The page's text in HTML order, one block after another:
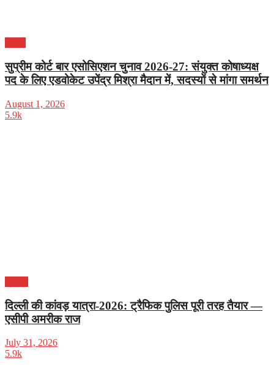
सुप्रीम कोर्ट बार एसोसिएशन चुनाव 2026-27: संयुक्त कोषाध्यक्ष
पद के लिए एडवोकेट उपेंद्र मिश्रा मैदान में, सदस्यों से मांगा समर्थन
August 1, 2026
5.9k
दिल्ली की कांवड़ यात्रा-2026: ट्रैफिक पुलिस पूरी तरह तैयार —
एसीपी अमरीक राज
July 31, 2026
5.9k